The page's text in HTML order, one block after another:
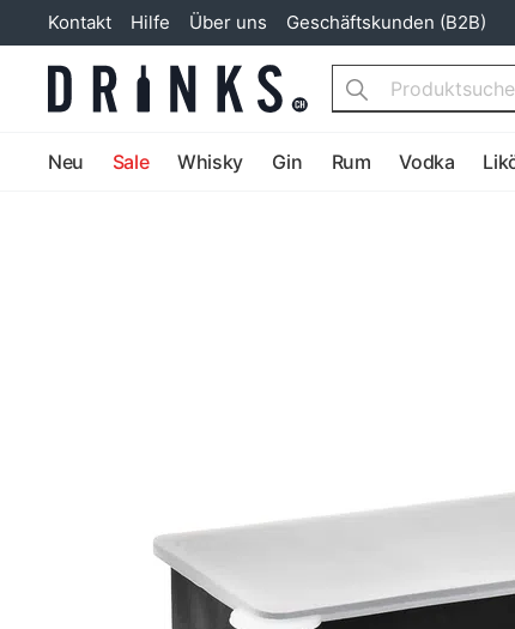
Kontakt Hilfe Über uns Geschäftskunden (B2B)
Search
Neu Sale Whisky Gin Rum Vodka